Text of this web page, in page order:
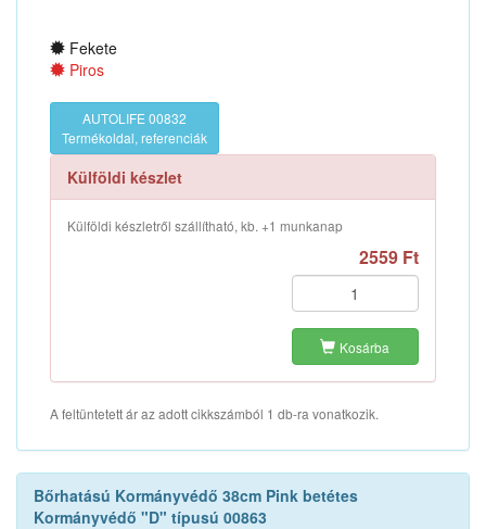
Fekete
Piros
AUTOLIFE 00832
Termékoldal, referenciák
Külföldi készlet
Külföldi készletről szállítható, kb. +1 munkanap
2559 Ft
Kosárba
A feltüntetett ár az adott cikkszámból 1 db-ra vonatkozik.
Bőrhatású Kormányvédő 38cm Pink betétes
Kormányvédő "D" típusú 00863